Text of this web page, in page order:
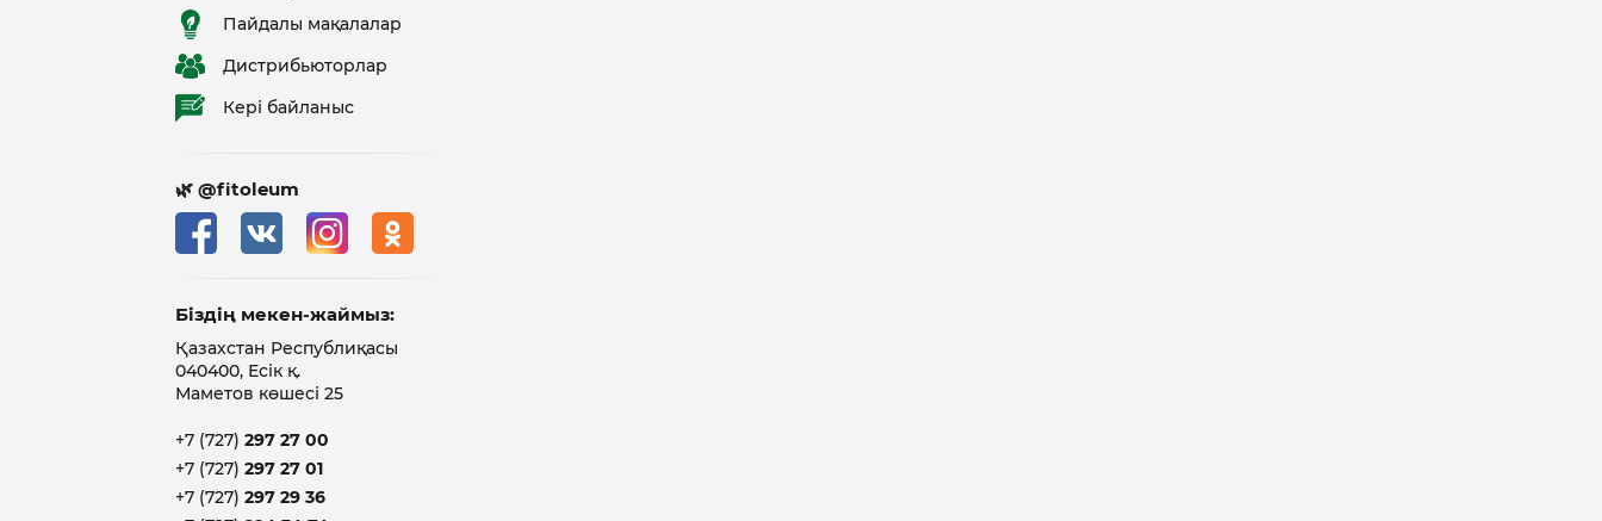
Пайдалы мақалалар
Дистрибьюторлар
Кері байланыс
🌿 @fitoleum
Біздің мекен-жаймыз:
Қазахстан Республиқасы
040400, Есік қ.
Маметов көшесі 25
+7 (727) 297 27 00
+7 (727) 297 27 01
+7 (727) 297 29 36